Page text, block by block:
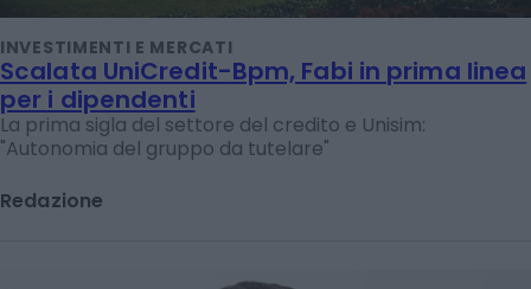
INVESTIMENTI E MERCATI
Scalata UniCredit-Bpm, Fabi in prima linea
per i dipendenti
La prima sigla del settore del credito e Unisim:
"Autonomia del gruppo da tutelare"
Redazione